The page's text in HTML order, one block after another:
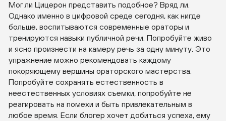
Мог ли Цицерон представить подобное? Вряд ли.
Однако именно в цифровой среде сегодня, как нигде
больше, воспитываются современные ораторы и
тренируются навыки публичной речи. Попробуйте живо
и ясно произнести на камеру речь за одну минуту. Это
упражнение можно рекомендовать каждому
покоряющему вершины ораторского мастерства.
Попробуйте сохранять естественность в
неестественных условиях съемки, попробуйте не
реагировать на помехи и быть привлекательным в
любое время. Если блогер хочет добиться успеха, ему